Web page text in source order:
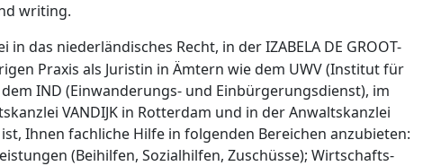
writing.
in das niederländisches Recht, in der IZABELA DE GROOT-
Praxis als Juristin in Ämtern wie dem UWV (Institut für
IND (Einwanderungs- und Einbürgerungsdienst), im
VANDIJK in Rotterdam und in der Anwaltskanzlei
Ihnen fachliche Hilfe in folgenden Bereichen anzubieten:
(Beihilfen, Sozialhilfen, Zuschüsse); Wirtschafts-